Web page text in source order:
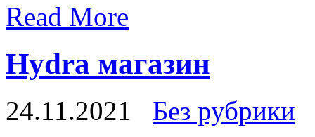
Read More
Hydra магазин
24.11.2021
Без рубрики